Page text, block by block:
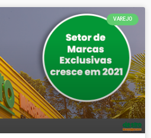
VAREJO